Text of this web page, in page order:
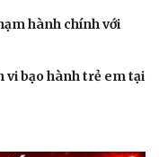
hành chính với
vi bạo hành trẻ em tại